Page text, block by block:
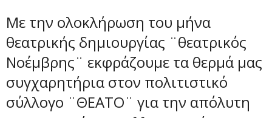
Με την ολοκλήρωση του μήνα
θεατρικής δημιουργίας ¨θεατρικός
Νοέμβρης¨ εκφράζουμε τα θερμά μας
συγχαρητήρια στον πολιτιστικό
σύλλογο ¨ΘΕΑΤΟ¨ για την απόλυτη